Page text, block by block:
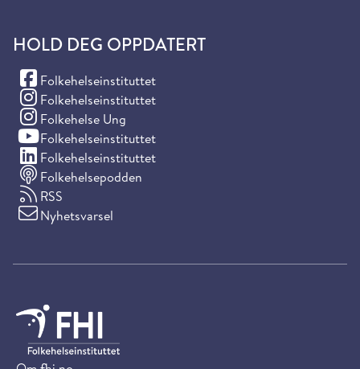
HOLD DEG OPPDATERT
Folkehelseinstituttet
(Facebook)
Folkehelseinstituttet
(Instagram)
Folkehelse Ung
(Instagram)
Folkehelseinstituttet
(YouTube)
Folkehelseinstituttet
(LinkedIn)
Folkehelsepodden
RSS
Nyhetsvarsel